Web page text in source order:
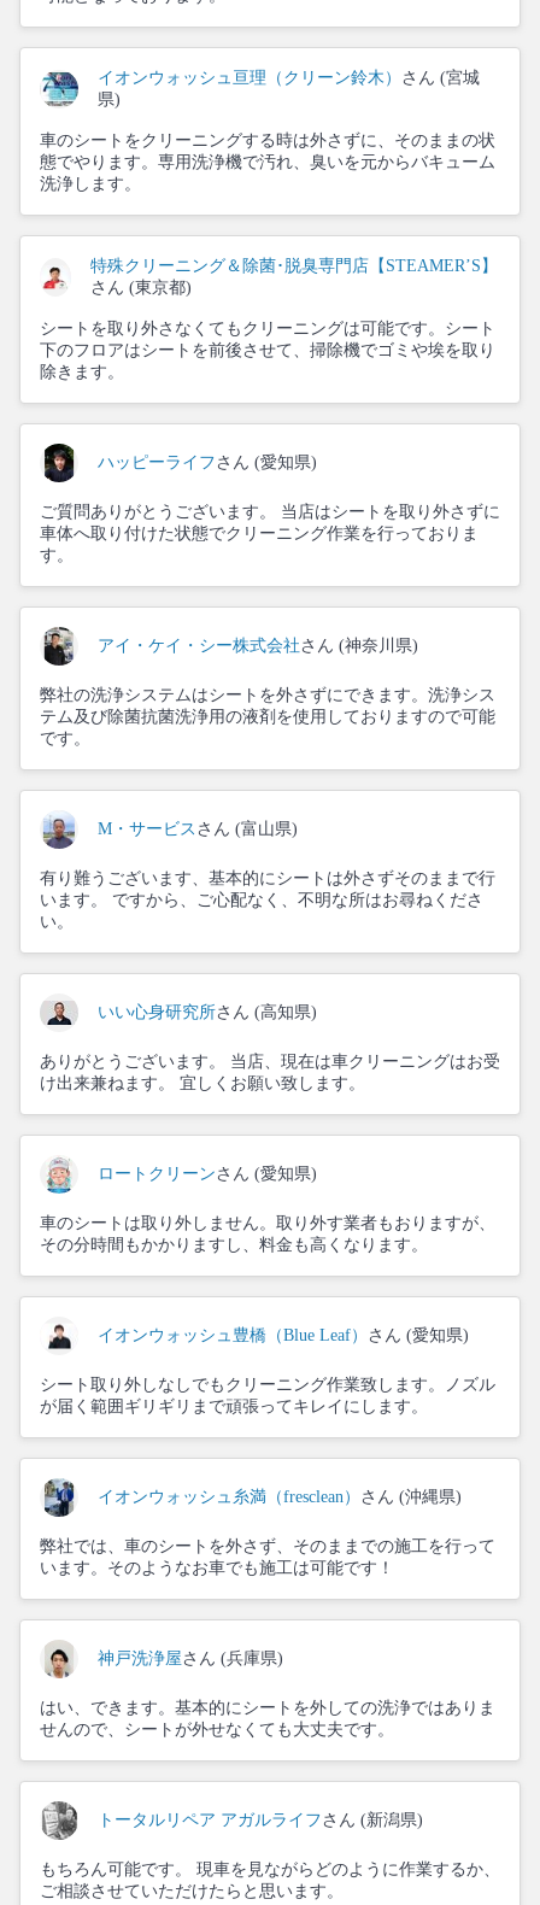
イオンウォッシュ亘理（クリーン鈴木）
さん (宮城
県)
車のシートをクリーニングする時は外さずに、そのままの状
態でやります。専用洗浄機で汚れ、臭いを元からバキューム
洗浄します。
特殊クリーニング＆除菌･脱臭専門店【STEAMER’S】
さん (東京都)
シートを取り外さなくてもクリーニングは可能です。シート
下のフロアはシートを前後させて、掃除機でゴミや埃を取り
除きます。
ハッピーライフ さん (愛知県)
ご質問ありがとうございます。 当店はシートを取り外さずに
車体へ取り付けた状態でクリーニング作業を行っておりま
す。
アイ・ケイ・シー株式会社 さん (神奈川県)
弊社の洗浄システムはシートを外さずにできます。洗浄シス
テム及び除菌抗菌洗浄用の液剤を使用しておりますので可能
です。
M・サービス さん (富山県)
有り難うございます、基本的にシートは外さずそのままで行
います。 ですから、ご心配なく、不明な所はお尋ねくださ
い。
いい心身研究所さん (高知県)
ありがとうございます。 当店、現在は車クリーニングはお受
け出来兼ねます。 宜しくお願い致します。
ロートクリーン さん (愛知県)
車のシートは取り外しません。取り外す業者もおりますが、
その分時間もかかりますし、料金も高くなります。
イオンウォッシュ豊橋（Blue Leaf） さん (愛知県)
シート取り外しなしでもクリーニング作業致します。ノズル
が届く範囲ギリギリまで頑張ってキレイにします。
イオンウォッシュ糸満（fresclean） さん (沖縄県)
弊社では、車のシートを外さず、そのままでの施工を行って
います。そのようなお車でも施工は可能です！
神戸洗浄屋 さん (兵庫県)
はい、できます。基本的にシートを外しての洗浄ではありま
せんので、シートが外せなくても大丈夫です。
トータルリペア アガルライフ さん (新潟県)
もちろん可能です。 現車を見ながらどのように作業するか、
ご相談させていただけたらと思います。